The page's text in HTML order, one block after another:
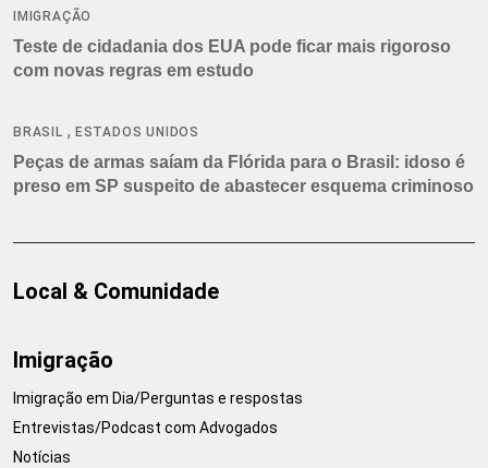
IMIGRAÇÃO
Teste de cidadania dos EUA pode ficar mais rigoroso
com novas regras em estudo
BRASIL , ESTADOS UNIDOS
Peças de armas saíam da Flórida para o Brasil: idoso é
preso em SP suspeito de abastecer esquema criminoso
Local & Comunidade
Imigração
Imigração em Dia/Perguntas e respostas
Entrevistas/Podcast com Advogados
Notícias